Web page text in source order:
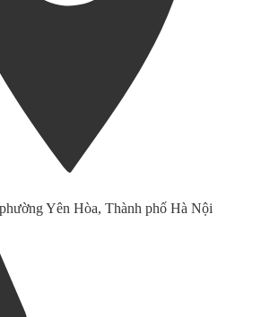
Yên Hòa, Thành phố Hà Nội